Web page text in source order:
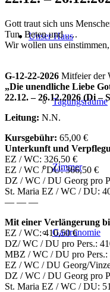
Unser Haus
Tagungsräume
Zimmer
Gastronomie
Gott traut sich uns
Tun, Beten und ….
Wir wollen uns
G-12-22-2026 Mitfeier der
„Die unendliche Liebe
22.12. – 26.12.2026 (Di –
Leitung: N.N.
Kursgebühr: 65,00 €
Unterkunft und
EZ / WC: 326,50 €
EZ / WC / DU: 366,50 €
DZ / WC / DU Georg pro
St. Maria EZ / WC / DU:
— — —
Mit einer Verlängerung
EZ / WC: 410,50 €
DZ/ WC / DU pro Pers.:
MBZ / WC / DU pro Pers.:
EZ / WC / DU Georg/
DZ / WC / DU Georg pro
St. Maria EZ / WC / DU: